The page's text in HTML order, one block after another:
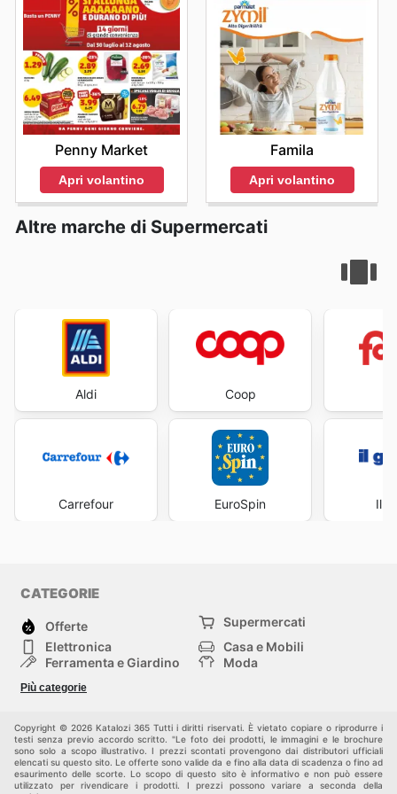
and start saving now.
Penny Market
Apri volantino
Famila
Apri volantino
Altre marche di Supermercati
Aldi
Carrefour
Coop
EuroSpin Il
CATEGORIE
Offerte
Supermercati
Elettronica
Casa e Mobili
Ferramenta e Giardino
Moda
Bambini e Neonati
Più categorie
Copyright © 2026 Katalozi 365 Tutti i diritti riservati. È vietato copiare o riprodurre i
testi senza previo accordo scritto. "Le foto dei prodotti, le immagini e le brochure
sono solo a scopo illustrativo. I prezzi scontati provengono dai distributori ufficiali
elencati su questo sito. Le offerte sono valide da e fino alla data di scadenza o fino ad
esaurimento delle scorte. Lo scopo di questo sito è informativo e non può essere
utilizzato per rivendicare i prodotti. I prezzi possono variare a seconda della